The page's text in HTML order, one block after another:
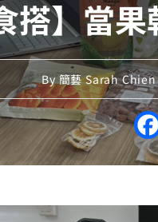
搭】當
By簡藝 Sarah Chien